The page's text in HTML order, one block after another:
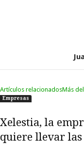
Artículos relacionadosMás
Empresas
Xelestia, la
quiere llevar las